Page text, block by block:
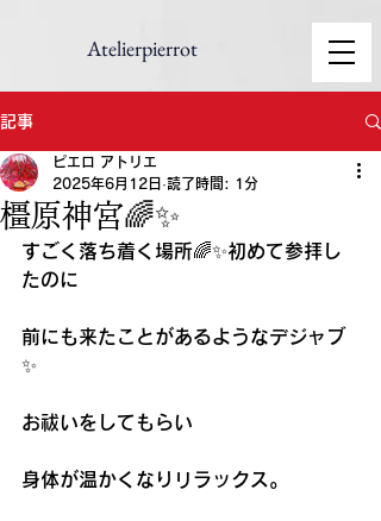
Atelierpierrot
記事
橿原神宮🌈✨
ピエロ アトリエ
2025年6月12日 読了時間: 1分
すごく落ち着く場所🌈✨初めて参拝し
たのに
前にも来たことがあるようなデジャブ
✨
お祓いをしてもらい
身体が温かくなりリラックス。